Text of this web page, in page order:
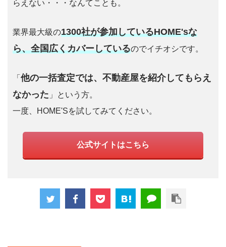
らえない・・・なんてことも。
業界最大級の1300社が参加しているHOME'sな
ら、全国広くカバーしているのでイチオシです。
「 他の一括査定では、不動産屋を紹介してもらえ
なかった 」という方。
一度、HOME'Sを試してみてください。
公式サイトはこちら